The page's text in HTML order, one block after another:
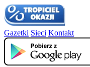
Gazetki Sieci Kontakt